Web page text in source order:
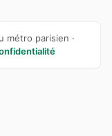
parisien ·